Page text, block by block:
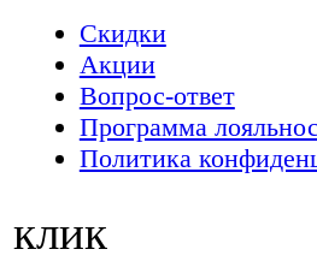
Скидки
Акции
Вопрос-ответ
Программа
Политика
клик